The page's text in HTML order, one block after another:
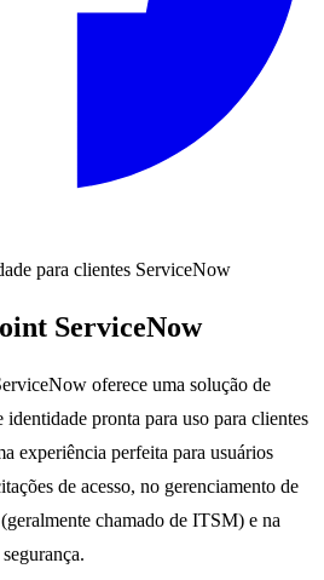
para clientes ServiceNow
ServiceNow
oferece uma solução de
identidade pronta para uso para clientes
experiência perfeita para usuários
de acesso, no gerenciamento de
chamado de ITSM) e na